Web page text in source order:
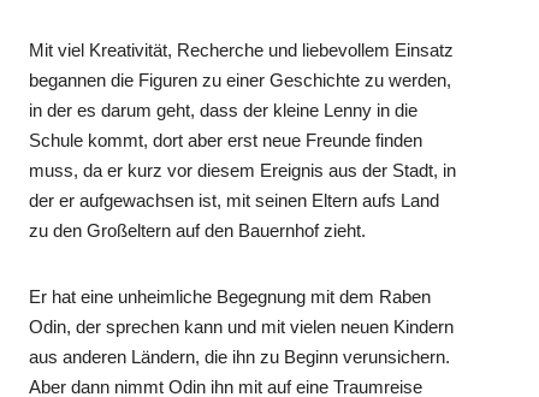
Mit viel Kreativität, Recherche und liebevollem Einsatz
begannen die Figuren zu einer Geschichte zu werden,
in der es darum geht, dass der kleine Lenny in die
Schule kommt, dort aber erst neue Freunde finden
muss, da er kurz vor diesem Ereignis aus der Stadt, in
der er aufgewachsen ist, mit seinen Eltern aufs Land
zu den Großeltern auf den Bauernhof zieht.
Er hat eine unheimliche Begegnung mit dem Raben
Odin, der sprechen kann und mit vielen neuen Kindern
aus anderen Ländern, die ihn zu Beginn verunsichern.
Aber dann nimmt Odin ihn mit auf eine Traumreise